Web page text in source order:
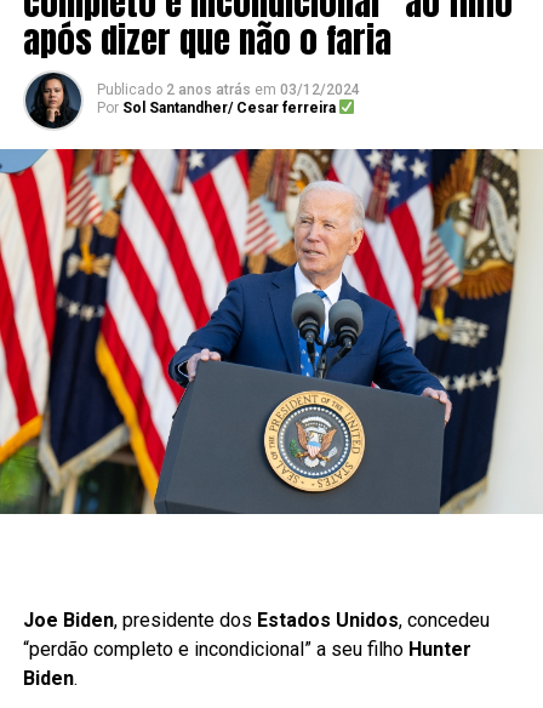
após dizer que não o faria
Publicado 2 anos atrás em 03/12/2024
Por Sol Santandher/ Cesar ferreira
Joe Biden, presidente dos Estados Unidos, concedeu
“perdão completo e incondicional” a seu filho Hunter
Biden.